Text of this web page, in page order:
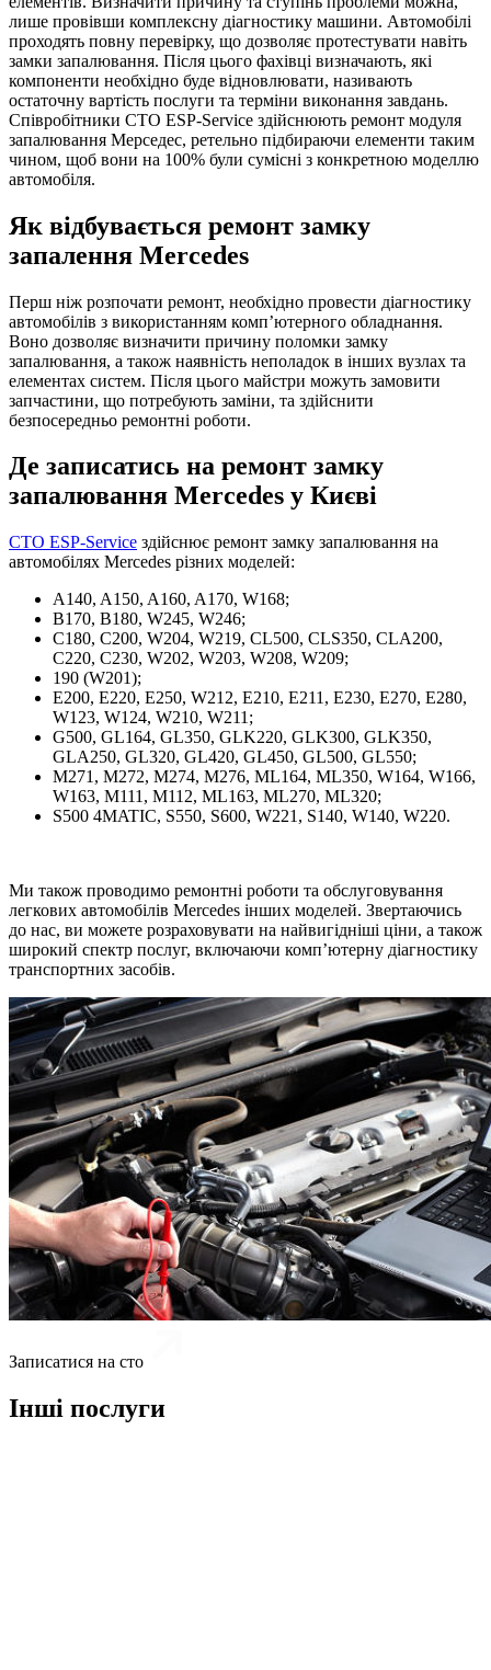
лише провівши комплексну діагностику машини. Автомобілі
проходять повну перевірку, що дозволяє протестувати навіть
замки запалювання. Після цього фахівці визначають, які
компоненти необхідно буде відновлювати, називають
остаточну вартість послуги та терміни виконання завдань.
Співробітники СТО ESP-Service здійснюють ремонт модуля
запалювання Мерседес, ретельно підбираючи елементи таким
чином, щоб вони на 100% були сумісні з конкретною моделлю
автомобіля.
Як відбувається ремонт замку
запалення Mercedes
Перш ніж розпочати ремонт, необхідно провести діагностику
автомобілів з використанням комп’ютерного обладнання.
Воно дозволяє визначити причину поломки замку
запалювання, а також наявність неполадок в інших вузлах та
елементах систем. Після цього майстри можуть замовити
запчастини, що потребують заміни, та здійснити
безпосередньо ремонтні роботи.
Де записатись на ремонт замку
запалювання Mercedes у Києві
СТО ESP-Service здійснює ремонт замку запалювання на
автомобілях Mercedes різних моделей:
A140, A150, A160, A170, W168;
B170, B180, W245, W246;
C180, C200, W204, W219, CL500, CLS350, CLA200,
C220, C230, W202, W203, W208, W209;
190 (W201);
E200, E220, E250, W212, E210, E211, E230, E270, E280,
W123, W124, W210, W211;
G500, GL164, GL350, GLK220, GLK300, GLK350,
GLA250, GL320, GL420, GL450, GL500, GL550;
M271, M272, M274, M276, ML164, ML350, W164, W166,
W163, M111, M112, ML163, ML270, ML320;
S500 4MATIC, S550, S600, W221, S140, W140, W220.
Ми також проводимо ремонтні роботи та обслуговування
легкових автомобілів Mercedes інших моделей. Звертаючись
до нас, ви можете розраховувати на найвигідніші ціни, а також
широкий спектр послуг, включаючи комп’ютерну діагностику
транспортних засобів.
Записатися на сто
Інші послуги